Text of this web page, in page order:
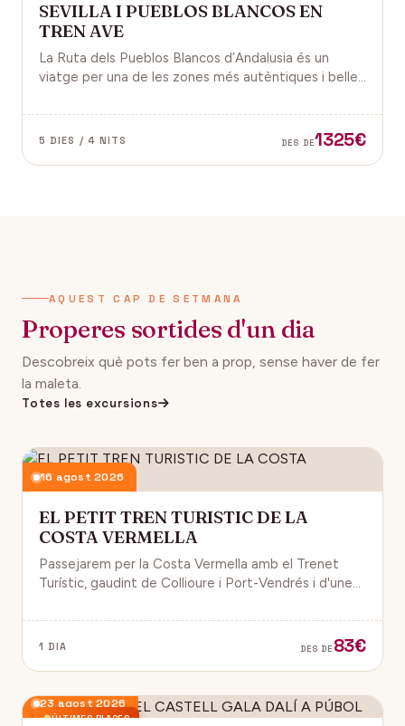
SEVILLA I PUEBLOS BLANCOS EN
TREN AVE
La Ruta dels Pueblos Blancos d’Andalusia és un
viatge per una de les zones més autèntiques i belles
Cadis i Màlaga. Vens amb nosaltres?
5 DIES / 4 NITS DES DE1325€
AQUEST CAP DE SETMANA
Properes sortides d'un dia
Descobreix què pots fer ben a prop, sense haver de fer
la maleta.
Totes les excursions
16 agost 2026
EL PETIT TREN TURISTIC DE LA
COSTA VERMELLA
Passejarem per la Costa Vermella amb el Trenet
Turístic, gaudint de Collioure i Port-Vendrés i d'unes
1 DIA DES DE 83€
ÚLTIMES PLACES
23 agost 2026